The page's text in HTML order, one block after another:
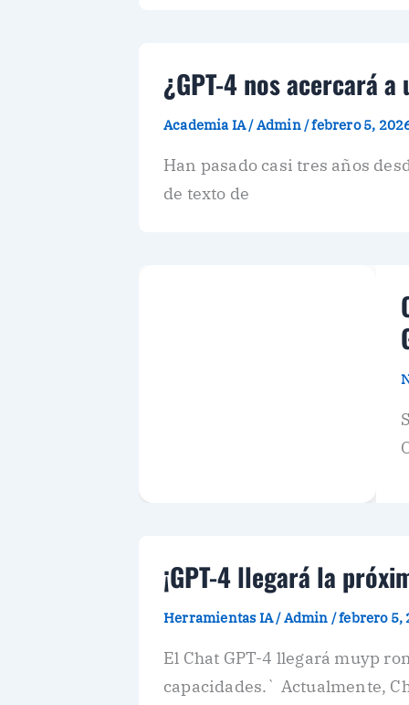
¿GPT-4 nos acercará
Academia IA/Admin/febrero 5,
Han pasado casi tres años
de texto de
¡GPT-4 llegará la
Herramientas IA/Admin /febrero 5,
El Chat GPT-4 llegará muyp
capacidades.` Actualmente,